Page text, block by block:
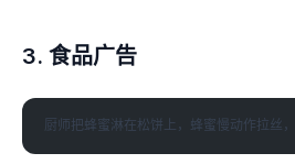
3. 食品广告